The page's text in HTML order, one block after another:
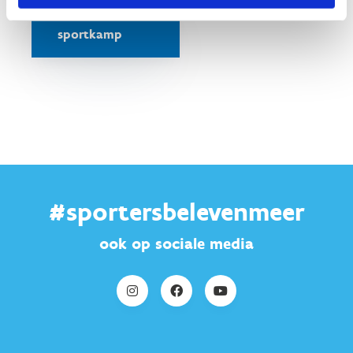
sportkamp
#sportersbelevenmeer
ook op sociale media